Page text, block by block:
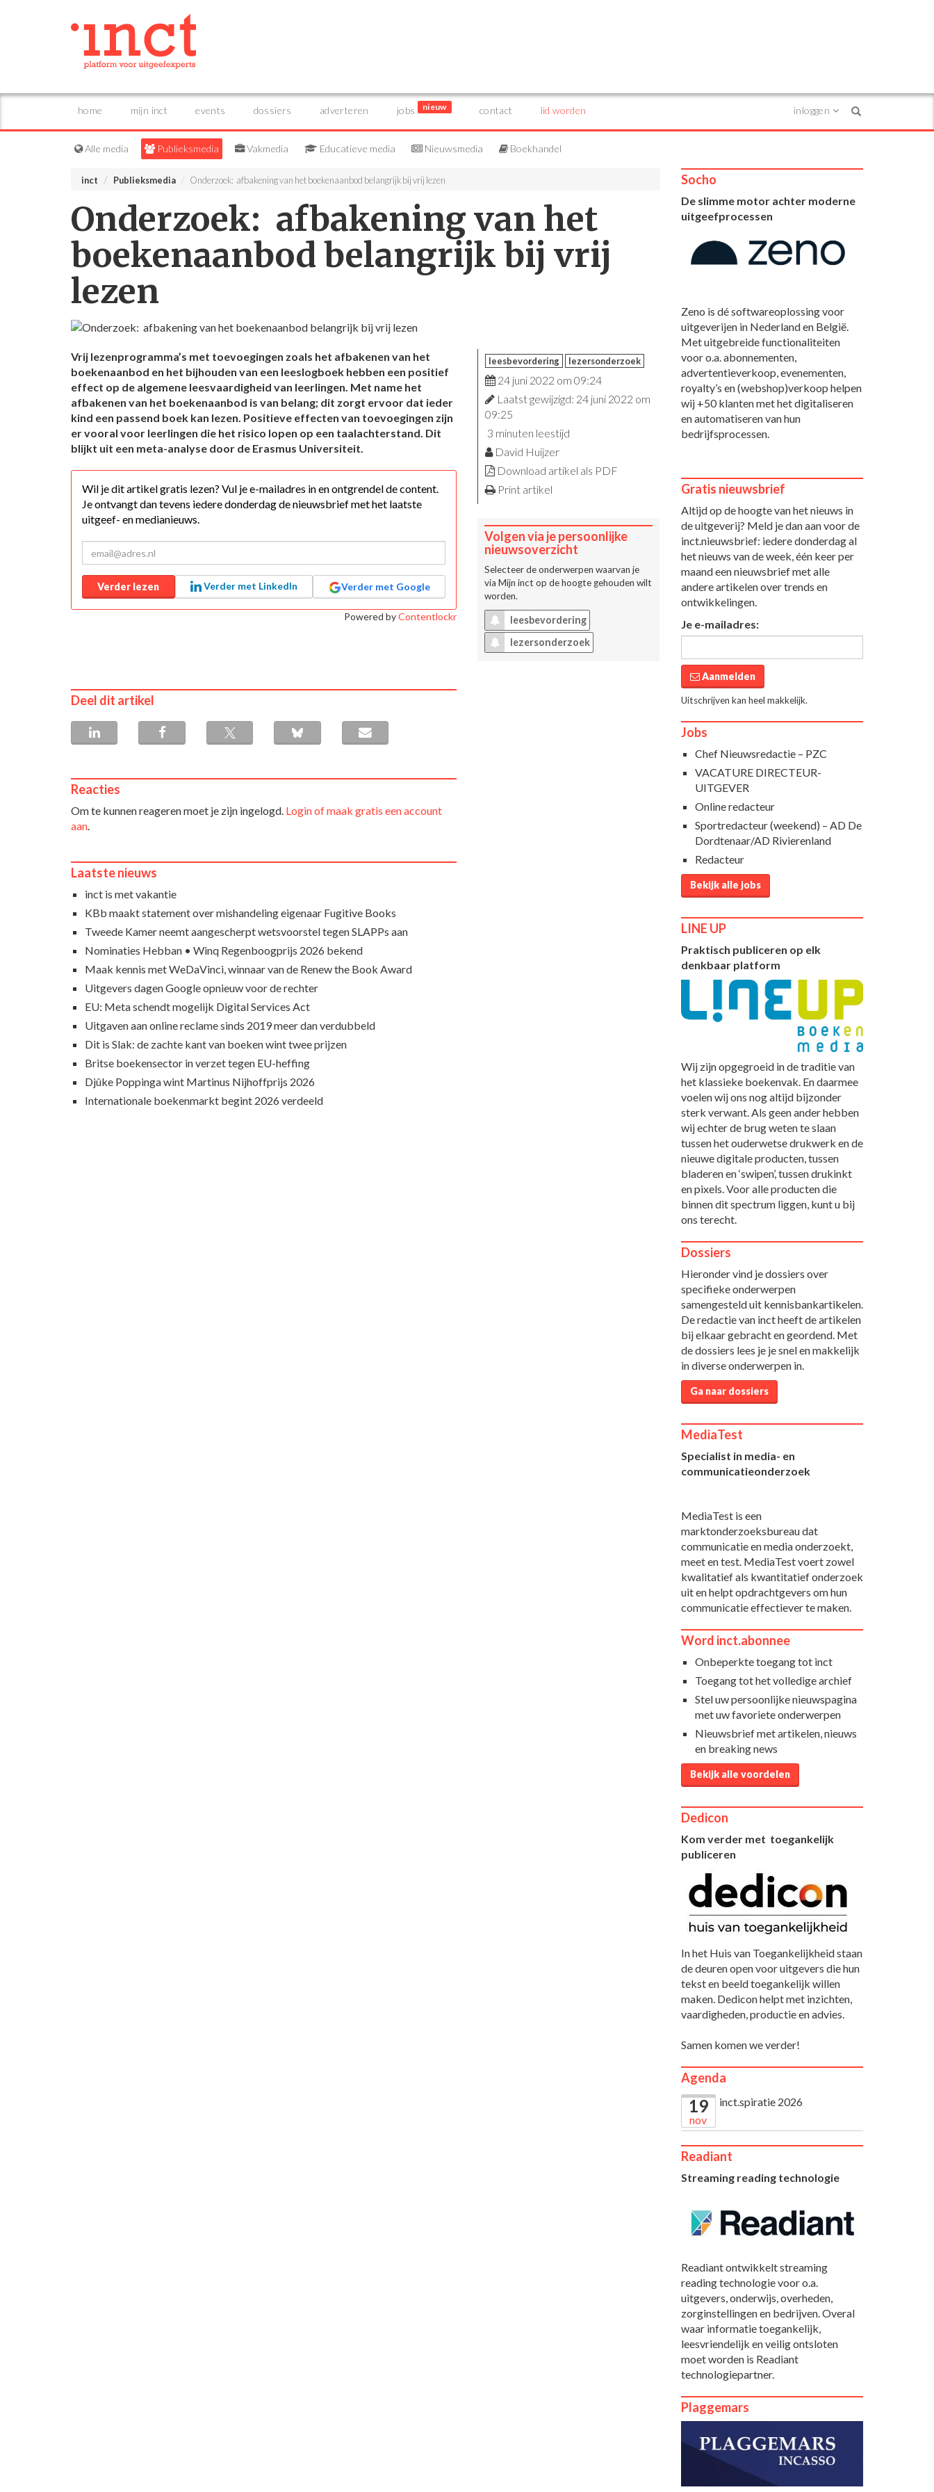
home mijn inct events dossiers adverteren jobs nieuw contact lid worden inloggen
Alle media Publieksmedia Vakmedia Educatieve media Nieuwsmedia Boekhandel
inct Publieksmedia Onderzoek: afbakening van het boekenaanbod belangrijk bij vrij lezen
Onderzoek: afbakening van het
boekenaanbod belangrijk bij vrij
lezen
Vrij lezenprogramma’s met toevoegingen zoals het afbakenen van het
boekenaanbod en het bijhouden van een leeslogboek hebben een positief
effect op de algemene leesvaardigheid van leerlingen. Met name het
afbakenen van het boekenaanbod is van belang; dit zorgt ervoor dat ieder
kind een passend boek kan lezen. Positieve effecten van toevoegingen zijn
er vooral voor leerlingen die het risico lopen op een taalachterstand. Dit
blijkt uit een meta-analyse door de Erasmus Universiteit.
Wil je dit artikel gratis lezen? Vul je e-mailadres in en ontgrendel de content.
Je ontvangt dan tevens iedere donderdag de nieuwsbrief met het laatste
uitgeef- en medianieuws.
Verder lezen Verder met LinkedIn Verder met Google
Powered byContentlockr
leesbevordering lezersonderzoek
24 juni 2022 om 09:24
Laatst gewijzigd: 24 juni 2022 om
09:25
3 minuten leestijd
David Huijzer
Download artikel als PDF
Print artikel
Volgen via je persoonlijke
nieuwsoverzicht
Selecteer de onderwerpen waarvan je
via Mijn inct op de hoogte gehouden wilt
worden.
leesbevordering
lezersonderzoek
Deel dit artikel
Reacties
Om te kunnen reageren moet je zijn ingelogd. Login of maak gratis een account
aan.
Laatste nieuws
inct is met vakantie
KBb maakt statement over mishandeling eigenaar Fugitive Books
Tweede Kamer neemt aangescherpt wetsvoorstel tegen SLAPPs aan
Nominaties Hebban • Winq Regenboogprijs 2026 bekend
Maak kennis met WeDaVinci, winnaar van de Renew the Book Award
Uitgevers dagen Google opnieuw voor de rechter
EU: Meta schendt mogelijk Digital Services Act
Uitgaven aan online reclame sinds 2019 meer dan verdubbeld
Dit is Slak: de zachte kant van boeken wint twee prijzen
Britse boekensector in verzet tegen EU-heffing
Djûke Poppinga wint Martinus Nijhoffprijs 2026
Internationale boekenmarkt begint 2026 verdeeld
Socho
De slimme motor achter moderne
uitgeefprocessen
Zeno is dé softwareoplossing voor
uitgeverijen in Nederland en België.
Met uitgebreide functionaliteiten
voor o.a. abonnementen,
advertentieverkoop, evenementen,
royalty’s en (webshop)verkoop helpen
wij +50 klanten met het digitaliseren
en automatiseren van hun
bedrijfsprocessen.
Gratis nieuwsbrief
Altijd op de hoogte van het nieuws in
de uitgeverij? Meld je dan aan voor de
inct.nieuwsbrief: iedere donderdag al
het nieuws van de week, één keer per
maand een nieuwsbrief met alle
andere artikelen over trends en
ontwikkelingen.
Je e-mailadres:
Aanmelden
Uitschrijven kan heel makkelijk.
Jobs
Chef Nieuwsredactie – PZC
VACATURE DIRECTEUR-
UITGEVER
Online redacteur
Sportredacteur (weekend) – AD De
Dordtenaar/AD Rivierenland
Redacteur
Bekijk alle jobs
LINE UP
Praktisch publiceren op elk
denkbaar platform
Wij zijn opgegroeid in de traditie van
het klassieke boekenvak. En daarmee
voelen wij ons nog altijd bijzonder
sterk verwant. Als geen ander hebben
wij echter de brug weten te slaan
tussen het ouderwetse drukwerk en de
nieuwe digitale producten, tussen
bladeren en ‘swipen’, tussen drukinkt
en pixels. Voor alle producten die
binnen dit spectrum liggen, kunt u bij
ons terecht.
Dossiers
Hieronder vind je dossiers over
specifieke onderwerpen
samengesteld uit kennisbankartikelen.
De redactie van inct heeft de artikelen
bij elkaar gebracht en geordend. Met
de dossiers lees je je snel en makkelijk
in diverse onderwerpen in.
Ga naar dossiers
MediaTest
Specialist in media- en
communicatieonderzoek
MediaTest is een
marktonderzoeksbureau dat
communicatie en media onderzoekt,
meet en test. MediaTest voert zowel
kwalitatief als kwantitatief onderzoek
uit en helpt opdrachtgevers om hun
communicatie effectiever te maken.
Word inct.abonnee
Onbeperkte toegang tot inct
Toegang tot het volledige archief
Stel uw persoonlijke nieuwspagina
met uw favoriete onderwerpen
Nieuwsbrief met artikelen, nieuws
en breaking news
Bekijk alle voordelen
Dedicon
Kom verder met toegankelijk
publiceren
In het Huis van Toegankelijkheid staan
de deuren open voor uitgevers die hun
tekst en beeld toegankelijk willen
maken. Dedicon helpt met inzichten,
vaardigheden, productie en advies.
Samen komen we verder!
Agenda
19
nov
inct.spiratie 2026
Readiant
Streaming reading technologie
Readiant ontwikkelt streaming
reading technologie voor o.a.
uitgevers, onderwijs, overheden,
zorginstellingen en bedrijven. Overal
waar informatie toegankelijk,
leesvriendelijk en veilig ontsloten
moet worden is Readiant
technologiepartner.
Plaggemars